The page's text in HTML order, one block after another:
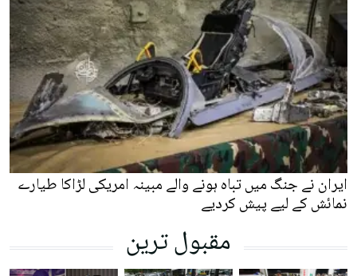
ایران نے جنگ میں تباہ ہونے والے مبینہ امریکی لڑاکا طیارے
نمائش کے لیے پیش کردیے
مقبول ترین